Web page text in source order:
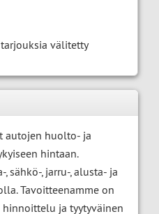
tarjouksia välitetty
autojen huolto- ja
hintaan.
sähkö-, jarru-, alusta- ja
Tavoitteenamme on
ja tyytyväinen